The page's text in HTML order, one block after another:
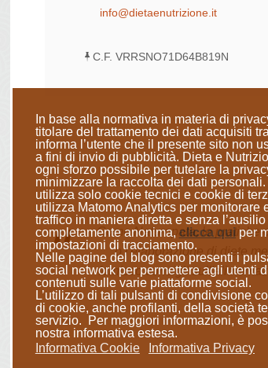
In base alla normativa in materia di
titolare del trattamento dei dati acquisiti
informa l’utente che il presente sito non
a fini di invio di pubblicità. Dieta e
ogni sforzo possibile per tutelare la
minimizzare la raccolta dei dati personali
utilizza solo cookie tecnici e cookie di
utilizza Matomo Analytics per monitorare
traffico in maniera diretta e senza
completamente anonima, clicca qui per
impostazioni di tracciamento.
Nelle pagine del blog sono presenti i
social network per permettere agli utenti
contenuti sulle varie piattaforme social.
L’utilizzo di tali pulsanti di condivisione
di cookie, anche profilanti, della società
servizio. Per maggiori informazioni, è
nostra informativa estesa.
Informativa Cookie
Informativa Privacy
info@dietaenutrizione.it
C.F. VRRSNO71D64B819N
Come Naturopata, le pratiche
o l'elaborazione di diete
fornisco consigli